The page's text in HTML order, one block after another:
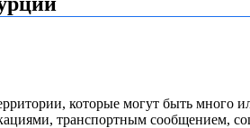
которые могут быть много
транспортным сообщением,